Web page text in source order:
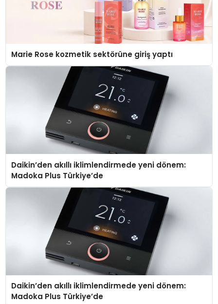
Marie Rose kozmetik sektörüne giriş yaptı
Daikin’den akıllı iklimlendirmede yeni dönem:
Madoka Plus Türkiye’de
Daikin’den akıllı iklimlendirmede yeni dönem:
Madoka Plus Türkiye’de